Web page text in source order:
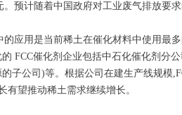
预计随着中国政府对工业废气排放要
应用是当前稀土在催化材料中使用最
FCC催化剂企业包括中石化催化剂分
子公司)等。根据公司在建生产线规模
有望推动稀土需求继续增长。